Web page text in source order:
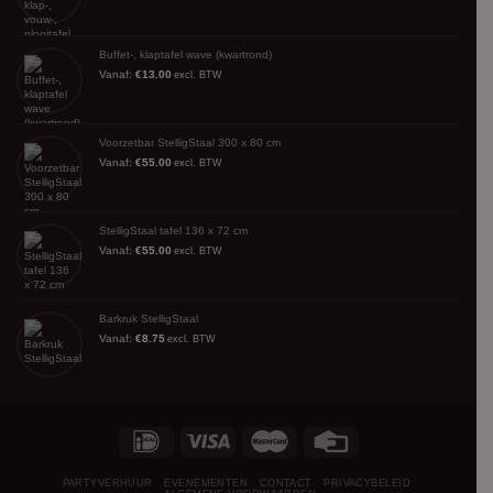
Buffet-, klaptafel wave (kwartrond)
Vanaf: €13.00 excl. BTW
Voorzetbar StelligStaal 300 x 80 cm
Vanaf: €55.00 excl. BTW
StelligStaal tafel 136 x 72 cm
Vanaf: €55.00 excl. BTW
Barkruk StelligStaal
Vanaf: €8.75 excl. BTW
PARTYVERHUUR EVENEMENTEN CONTACT
PRIVACYBELEID